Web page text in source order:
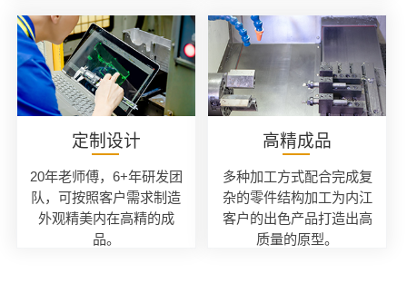
定制设计
20年老师傅，6+年研发团
队，可按照客户需求制造
外观精美内在高精的成
品。
高精成品
多种加工方式配合完成复
杂的零件结构加工为内江
客户的出色产品打造出高
质量的原型。